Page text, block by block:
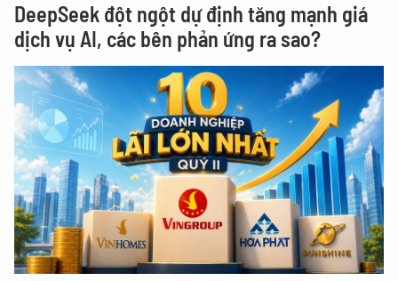
DeepSeek đột ngột dự định tăng mạnh giá
dịch vụ AI, các bên phản ứng ra sao?